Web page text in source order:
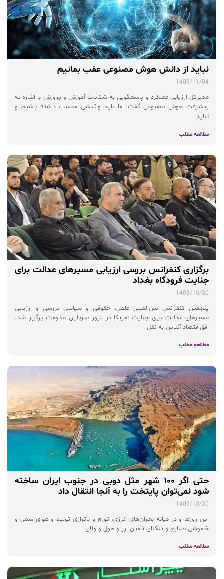
نباید از دانش هوش مصنوعی عقب بمانیم
1403/11/04
مدیرکل ارزیابی عملکرد و پاسخگویی به شکایات آموزش و پرورش با اشاره به
پیشرفت هوش مصنوعی گفت: ما باید واکنشی مناسب داشته باشیم و
نباید
مطالعه مطلب
برگزاری کنفرانس بررسی ارزیابی مسیرهای عدالت برای
جنایت فرودگاه بغداد
1403/10/30
پنجمین کنفرانس بین‌المللی علمی، حقوقی و سیاسی بررسی و ارزیابی
مسیرهای عدالت برای جنایت آمریکا در ترور سرداران مقاومت برگزار شد.
افق‌اقتصاد آنلاین به نقل
مطالعه مطلب
حتی اگر ۱۰۰ شهر مثل دوبی در جنوب ایران ساخته
شود نمی‌توان پایتخت را به آنجا انتقال داد
1403/10/30
این روزها و در میانه بحران‌های انرژی،‌ تورم و ناترازی تولید و هوای سمی و
خاموشی صنایع و تنگنای تأمین ارز و هول و ولای
مطالعه مطلب